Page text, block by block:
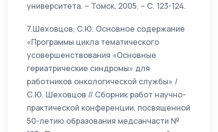
университета. – Томск, 2005. – С. 123-124.
7.Шеховцов, С.Ю. Основное содержание
«Программы цикла тематического
усовершенствования «Основные
гериатрические синдромы» для
работников онкологической службы» /
С.Ю. Шеховцов // Сборник работ научно-
практической конференции, посвященной
50-летию образования медсанчасти №